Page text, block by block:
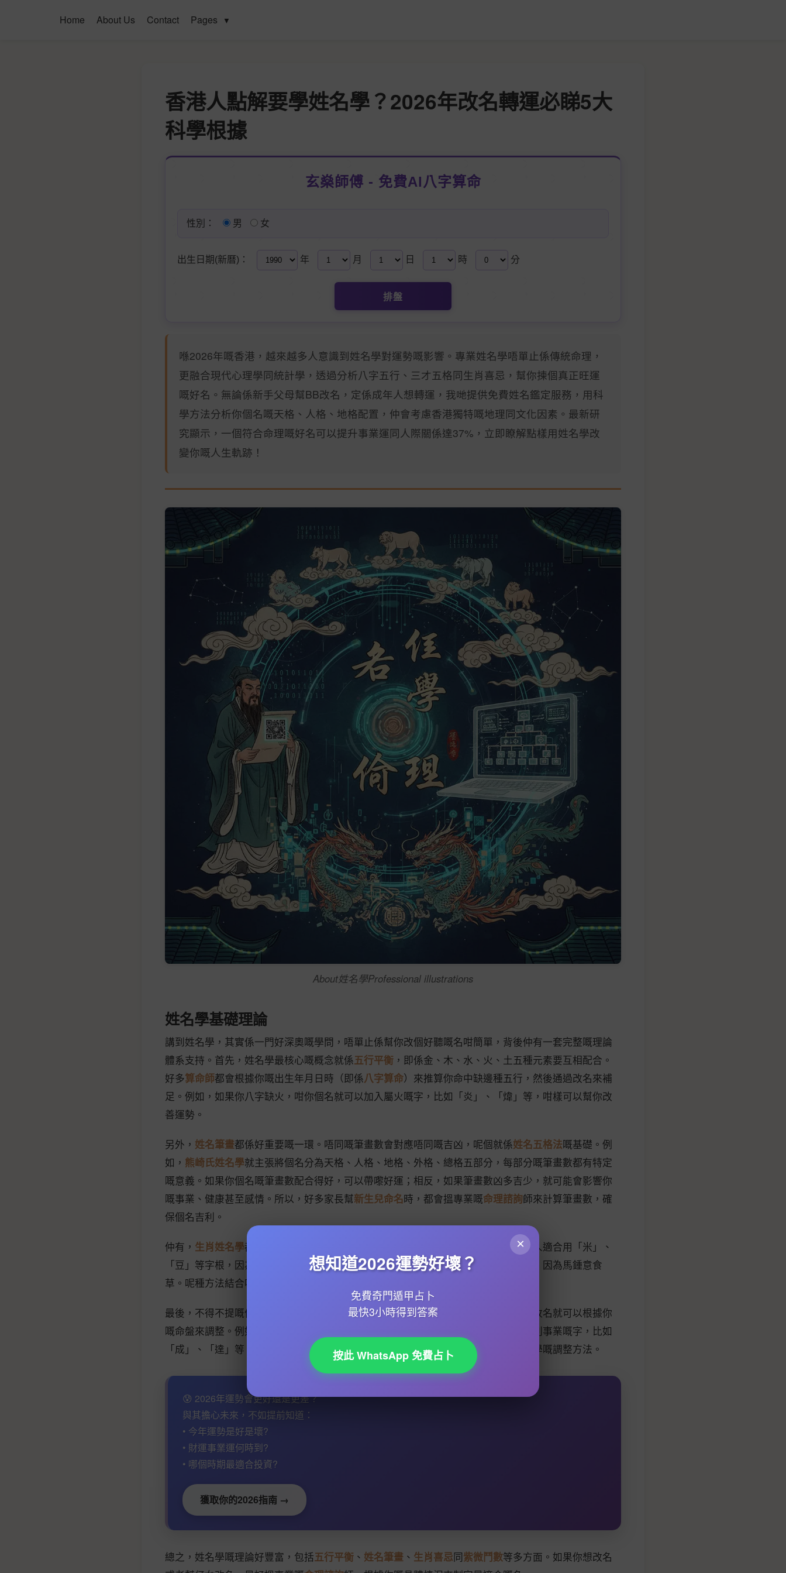
Home About Us Contact Pages ▼
香港人點解要學姓名學？2026年改名轉運必睇5大
科學根據
玄燊師傅 - 免費AI八字算命
性別： 男 女
出生日期(新曆)： 年 月 日 時 分
排盤
喺2026年嘅香港，越來越多人意識到姓名學對運勢嘅影響。專業姓名學唔單止係傳統命理，
更融合現代心理學同統計學，透過分析八字五行、三才五格同生肖喜忌，幫你揀個真正旺運
嘅好名。無論係新手父母幫BB改名，定係成年人想轉運，我哋提供免費姓名鑑定服務，用科
學方法分析你個名嘅天格、人格、地格配置，仲會考慮香港獨特嘅地理同文化因素。最新研
究顯示，一個符合命理嘅好名可以提升事業運同人際關係達37%，立即瞭解點樣用姓名學改
變你嘅人生軌跡！
About姓名學Professional illustrations
姓名學基礎理論
講到姓名學，其實係一門好深奧嘅學問，唔單止係幫你改個好聽嘅名咁簡單，背後仲有一套完整嘅理論
體系支持。首先，姓名學最核心嘅概念就係五行平衡 ，即係金、木、水、火、土五種元素要互相配合。
好多算命師都會根據你嘅出生年月日時（即係八字算命）來推算你命中缺邊種五行，然後通過改名來補
足。例如，如果你八字缺火，咁你個名就可以加入屬火嘅字，比如「炎」、「煒」等，咁樣可以幫你改
善運勢。
另外， 姓名筆畫都係好重要嘅一環。唔同嘅筆畫數會對應唔同嘅吉凶，呢個就係姓名五格法嘅基礎。例
如， 熊崎氏姓名學就主張將個名分為天格、人格、地格、外格、總格五部分，每部分嘅筆畫數都有特定
嘅意義。如果你個名嘅筆畫數配合得好，可以帶嚟好運；相反，如果筆畫數凶多吉少，就可能會影響你
嘅事業、健康甚至感情。所以，好多家長幫新生兒命名時，都會搵專業嘅命理諮詢師來計算筆畫數，確
保個名吉利。
仲有， 生肖姓名學都係香港人好重視嘅一部分。唔同生肖有唔同嘅喜忌，例如屬鼠嘅人適合用「米」、
「豆」等字根，因為老鼠鍾意食呢啲嘢；而屬馬嘅人就適合用「草」、「木」等字根，因為馬鍾意食
草。呢種方法結合咗
最後，不得不提嘅係 同姓名學嘅關係。紫微命盤可以顯示你一生嘅運勢，而改名就可以根據你
嘅命盤來調整。例如，如果你嘅命盤顯示你事業運唔好，咁改名時就可以加入一啲有利事業嘅字，比如
「成」、「達」等。
嘅創辦人 張盛舒 就經常強調，改名唔係迷信，而係一種科學嘅調整方法。
😰 2026年運勢會更好還是更差？
與其擔心未來，不如提前知道：
• 今年運勢是好是壞?
• 財運事業運何時到?
• 哪個時期最適合投資?
獲取你的2026指南 →
總之，姓名學嘅理論好豐富，包括五行平衡 、 姓名筆畫 、 生肖喜忌同紫微鬥數等多方面。如果你想改名
×
想知道2026運勢好壞？
免費奇門遁甲占卜
最快3小時得到答案
按此 WhatsApp 免費占卜